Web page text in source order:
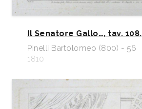
Il Senatore Gallo…, tav. 108.
Pinelli Bartolomeo (800) - 56
1810